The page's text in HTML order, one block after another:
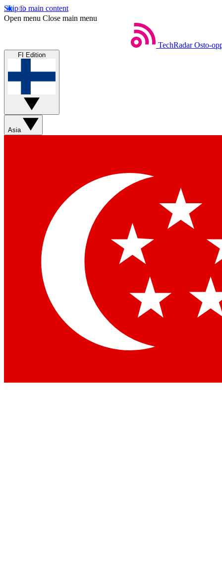
Skip to main content
Open menu Close main menu
TechRadar Osto-
FI Edition
Asia